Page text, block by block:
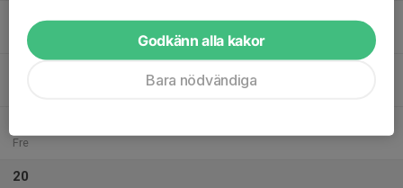
Ons
Fre
20
Godkänn alla kakor
Bara nödvändiga